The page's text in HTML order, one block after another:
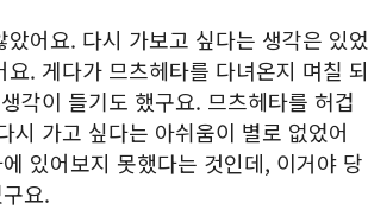
어요. 다시 가보고 싶다는 생각은 있었
. 게다가 므츠헤타를 다녀온지 며칠 되
각이 들기도 했구요. 므츠헤타를 허겁
시 가고 싶다는 아쉬움이 별로 없었어
있어보지 못했다는 것인데, 이거야 당
요.